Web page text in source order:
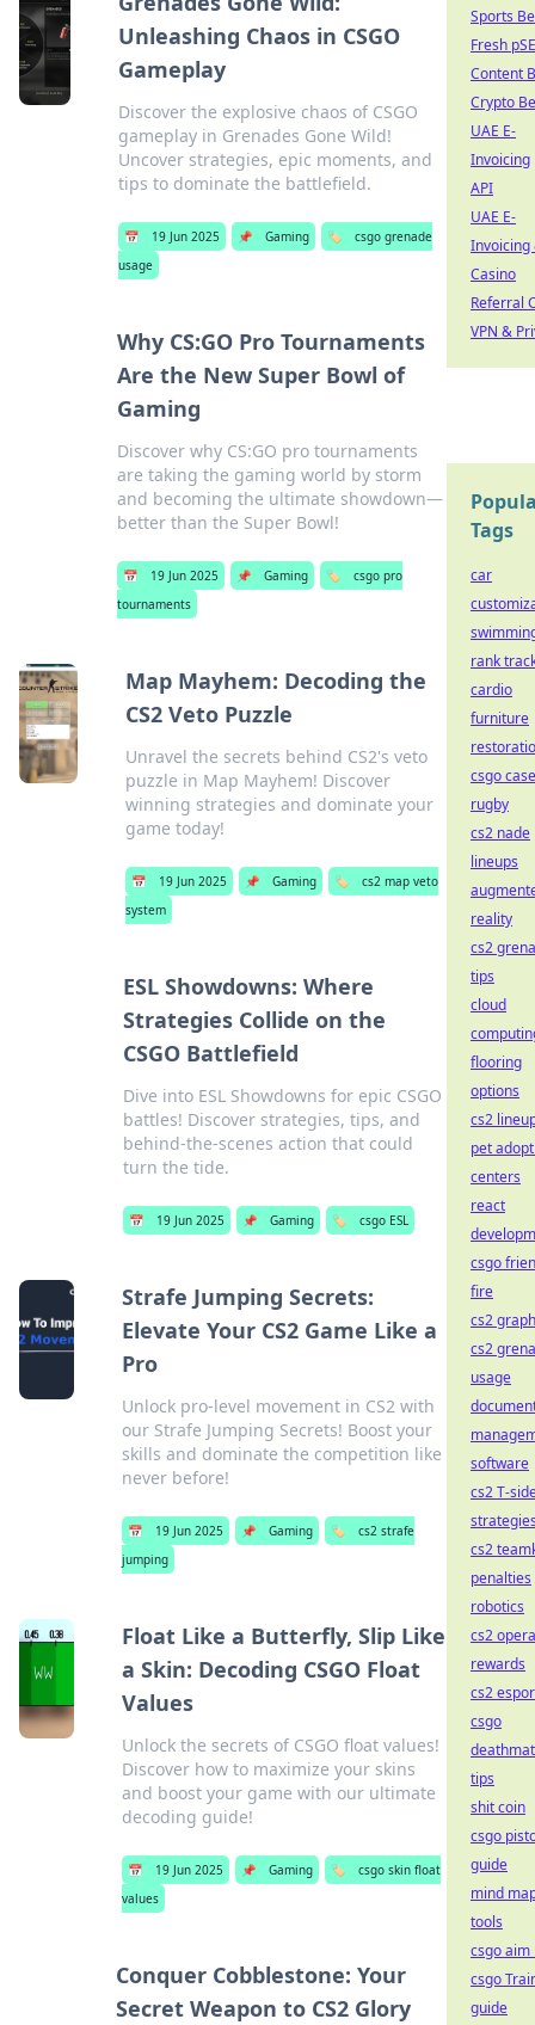
Unleashing Chaos in CSGO
Gameplay
Discover the explosive chaos of CSGO
gameplay in Grenades Gone Wild!
Uncover strategies, epic moments, and
tips to dominate the battlefield.
📅 19 Jun 2025 📌 Gaming 🏷️
csgo grenade
usage
Why CS:GO Pro Tournaments
Are the New Super Bowl of
Gaming
Discover why CS:GO pro tournaments
are taking the gaming world by storm
and becoming the ultimate showdown—
better than the Super Bowl!
📅 19 Jun 2025 📌 Gaming 🏷️
csgo pro
tournaments
Map Mayhem: Decoding the
CS2 Veto Puzzle
Unravel the secrets behind CS2's veto
puzzle in Map Mayhem! Discover
winning strategies and dominate your
game today!
📅 19 Jun 2025 📌 Gaming 🏷️
cs2 map veto
system
ESL Showdowns: Where
Strategies Collide on the
CSGO Battlefield
Dive into ESL Showdowns for epic CSGO
battles! Discover strategies, tips, and
behind-the-scenes action that could
turn the tide.
📅 19 Jun 2025 📌 Gaming 🏷️ csgo ESL
Strafe Jumping Secrets:
Elevate Your CS2 Game Like a
Pro
Unlock pro-level movement in CS2 with
our Strafe Jumping Secrets! Boost your
skills and dominate the competition like
never before!
📅 19 Jun 2025 📌 Gaming 🏷️
cs2 strafe
jumping
Float Like a Butterfly, Slip Like
a Skin: Decoding CSGO Float
Values
Unlock the secrets of CSGO float values!
Discover how to maximize your skins
and boost your game with our ultimate
decoding guide!
📅 19 Jun 2025 📌 Gaming 🏷️
csgo skin float
values
Conquer Cobblestone: Your
Secret Weapon to CS2 Glory
Sports
Fresh
Content
Crypto
UAE E-
Invoicing
API
UAE E-
Invoicing
Casino
Referral
VPN &
Tags
car
rank
cardio
furniture
csgo
rugby
cs2 nade
lineups
reality
cs2
tips
cloud
flooring
options
cs2
pet
centers
react
csgo
fire
cs2
cs2
usage
software
cs2 T-
cs2
penalties
robotics
cs2
rewards
cs2
csgo
tips
shit coin
csgo
guide
mind
tools
csgo aim
csgo
guide